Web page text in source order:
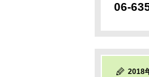
06-
2018